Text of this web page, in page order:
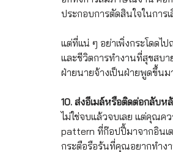
ประกอบการตัดสินใจในการ
แต่ที่แน่ ๆ อย่าเพิ่งกระโดดไ
และชีวิตการทำงานที่สุขสบ
ฝ่ายนายจ้างเป็นฝ่ายพูดขึ้นม
10. ส่งอีเมล์หรือติดต่อกลับห
ไม่ใช่จบแล้วจบเลย แต่คุณค
pattern ที่ก๊อปปี้มาจากอินเ
กระตือรือร้นที่คุณอยากทำงา